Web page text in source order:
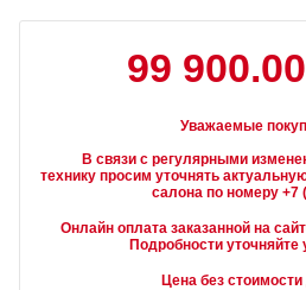
99 900.00
Уважаемые
технику просим уточнять
Онлайн оплата заказанной на
Подробности
Цена без стоимости